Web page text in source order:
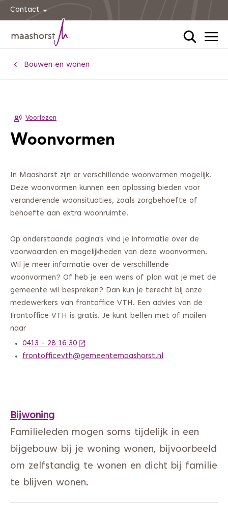
Contact
HomeBouwen en wonen
Voorlezen
Woonvormen
In Maashorst zijn er verschillende woonvormen mogelijk.
Deze woonvormen kunnen een oplossing bieden voor
veranderende woonsituaties, zoals zorgbehoefte of
behoefte aan extra woonruimte.
Op onderstaande pagina's vind je informatie over de
voorwaarden en mogelijkheden van deze woonvormen.
Wil je meer informatie over de verschillende
woonvormen? Of heb je een wens of plan wat je met de
gemeente wil bespreken? Dan kun je terecht bij onze
medewerkers van frontoffice VTH. Een advies van de
Frontoffice VTH is gratis. Je kunt bellen met of mailen
naar
0413 - 28 16 30 (Deze link gaat naar een andere website)
frontofficevth@gemeentemaashorst.nl
Bijwoning
Familieleden mogen soms tijdelijk in een
bijgebouw bij je woning wonen, bijvoorbeeld
om zelfstandig te wonen en dicht bij familie
te blijven wonen.